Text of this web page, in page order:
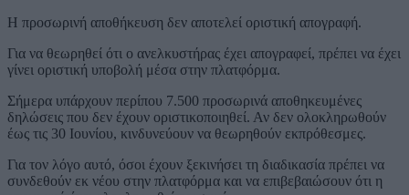
Η προσωρινή αποθήκευση δεν αποτελεί οριστική απογραφή.
Για να θεωρηθεί ότι ο ανελκυστήρας έχει απογραφεί, πρέπει να έχει
γίνει οριστική υποβολή μέσα στην πλατφόρμα.
Σήμερα υπάρχουν περίπου 7.500 προσωρινά αποθηκευμένες
δηλώσεις που δεν έχουν οριστικοποιηθεί. Αν δεν ολοκληρωθούν
έως τις 30 Ιουνίου, κινδυνεύουν να θεωρηθούν εκπρόθεσμες.
Για τον λόγο αυτό, όσοι έχουν ξεκινήσει τη διαδικασία πρέπει να
συνδεθούν εκ νέου στην πλατφόρμα και να επιβεβαιώσουν ότι η